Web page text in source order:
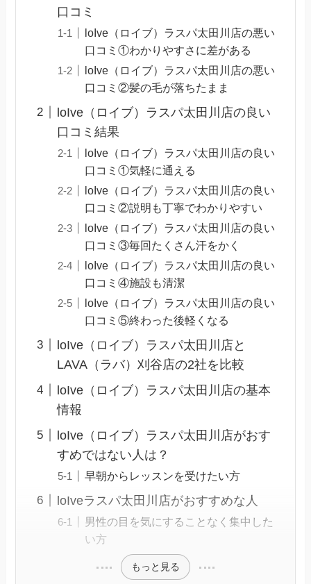
口コミ
loIve（ロイブ）ラスパ太田川店の悪い
口コミ①わかりやすさに差がある
loIve（ロイブ）ラスパ太田川店の悪い
口コミ②髪の毛が落ちたまま
loIve（ロイブ）ラスパ太田川店の良い
口コミ結果
loIve（ロイブ）ラスパ太田川店の良い
口コミ①気軽に通える
loIve（ロイブ）ラスパ太田川店の良い
口コミ②説明も丁寧でわかりやすい
loIve（ロイブ）ラスパ太田川店の良い
口コミ③毎回たくさん汗をかく
loIve（ロイブ）ラスパ太田川店の良い
口コミ④施設も清潔
loIve（ロイブ）ラスパ太田川店の良い
口コミ⑤終わった後軽くなる
loIve（ロイブ）ラスパ太田川店と
LAVA（ラバ）刈谷店の2社を比較
loIve（ロイブ）ラスパ太田川店の基本
情報
loIve（ロイブ）ラスパ太田川店がおす
すめではない人は？
早朝からレッスンを受けたい方
loIveラスパ太田川店がおすすめな人
男性の目を気にすることなく集中した
い方
もっと見る